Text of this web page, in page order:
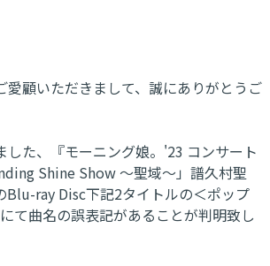
愛顧いただきまして、誠にありがとうご
した、『モーニング娘。'23 コンサート
Shine Show ～聖域～」譜久村聖
Blu-ray Disc下記2タイトルの＜ポップ
て曲名の誤表記があることが判明致し